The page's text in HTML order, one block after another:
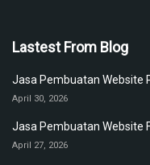
Lastest From Blog
Jasa Pembuatan Website
April 30, 2026
Jasa Pembuatan Website
April 27, 2026